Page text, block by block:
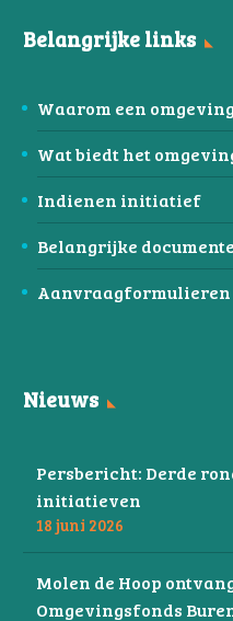
Belangrijke links
Waarom een
Wat biedt het
Indienen initiatief
Belangrijke
Aanvraagformulieren
Nieuws
Persbericht: Derde
initiatieven
18 juni 2026
Molen de Hoop
Omgevingsfonds